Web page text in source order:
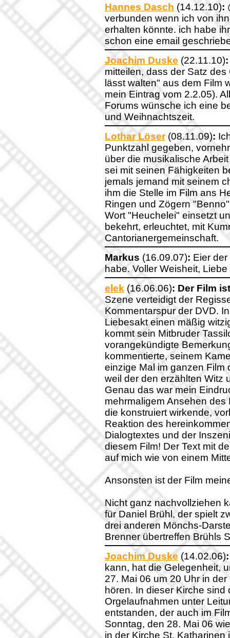
Hannes Dasch (14.12.10):
verbunden wenn ich von
erhalten könnte. ich habe
schon eine email
Joachim Duske (22.11.10):
mitteilen, dass der Satz
lässt walten" aus dem Film
mein Eintrag vom 2.2.05).
Forums wünsche ich eine
und Weihnachtszeit.
Lothar Löser(08.11.09):
Punktzahl gegeben,
über die musikalische
sei mit seinen Fähigkeiten
jemals jemand mit seinem
ihm die Stelle im Film ans
Ringen und Zögern
Wort "Heuchelei" einsetzt
bekehrt, erleuchtet, mit
Cantorianergemeinschaft.
Markus (16.09.07): Eier
habe. Voller Weisheit,
elek (16.06.06): Der Film
Szene verteidigt der
Kommentarspur der DVD.
Liebesakt einen mäßig
kommt sein Mitbruder
vorangekündigte
kommentierte, seinem
einzige Mal im ganzen Film
weil der den erzählten Witz
Genau das war mein
mehrmaligem Ansehen des
die konstruiert wirkende,
Reaktion des
Dialogtextes und der
diesem Film! Der Text mit
auf mich wie von einem
Ansonsten ist der Film
Nicht ganz nachvollziehen
für Daniel Brühl, der spielt
drei anderen Mönchs-
Brenner übertreffen Brühls
Joachim Duske (14.02.06):
kann, hat die Gelegenheit,
27. Mai 06 um 20 Uhr in
hören. In dieser Kirche
Orgelaufnahmen unter
entstanden, der auch im
Sonntag, den 28. Mai 06
in der Kirche St. Katharinen